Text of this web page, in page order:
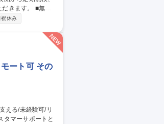
す。 ■無線
録点検業務・運用
いたします。（北
祝休み
ート可 その